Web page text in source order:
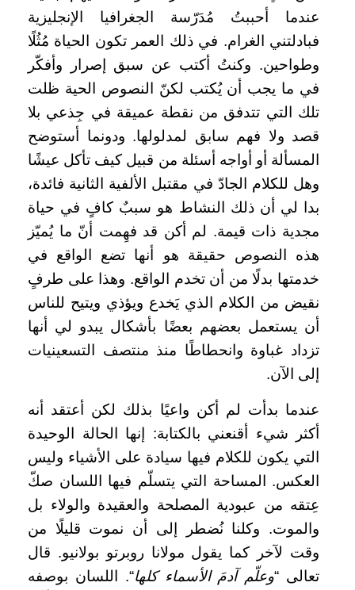
عندما أحببتُ مُدَرّسة الجغرافيا الإنجليزية
فبادلتني الغرام. في ذلك العمر تكون الحياة مُثُلًا
وطواحين. وكنتُ أكتب عن سبق إصرار وأفكّر
في ما يجب أن يُكتب لكنّ النصوص الحية ظلت
تلك التي تتدفق من نقطة عميقة في جِذعي بلا
قصد ولا فهم سابق لمدلولها. ودونما أستوضح
المسألة أو أواجه أسئلة من قبيل كيف تأكل عيشًا
وهل للكلام الجادّ في مقتبل الألفية الثانية فائدة،
بدا لي أن ذلك النشاط هو سببٌ كافٍ في حياة
مجدية ذات قيمة. لم أكن قد فهِمت أنّ ما يُميّز
هذه النصوص حقيقة هو أنها تضع الواقع في
خدمتها بدلًا من أن تخدم الواقع. وهذا على طرفٍ
نقيض من الكلام الذي يَخدع ويؤذي ويتيح للناس
أن يستعمل بعضهم بعضًا بأشكال يبدو لي أنها
تزداد غباوة وانحطاطًا منذ منتصف التسعينيات
إلى الآن.
عندما بدأت لم أكن واعيًا بذلك لكن أعتقد أنه
أكثر شيء أقنعني بالكتابة: إنها الحالة الوحيدة
التي يكون للكلام فيها سيادة على الأشياء وليس
العكس. المساحة التي يتسلّم فيها اللسان صكّ
عِتقه من عبودية المصلحة والعقيدة والولاء بل
والموت. وكلنا نُضطر إلى أن نموت قليلًا من
وقت لآخر كما يقول مولانا روبرتو بولانيو. قال
تعالى “وعلّم آدمَ الأسماء كلها“. اللسان بوصفه